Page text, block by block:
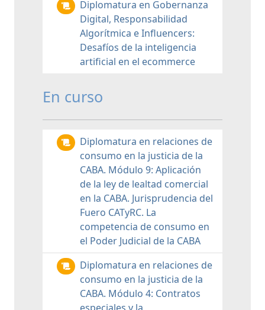
Diplomatura en Gobernanza
Digital, Responsabilidad
Algorítmica e Influencers:
Desafíos de la inteligencia
artificial en el ecommerce
En curso
Diplomatura en relaciones de
consumo en la justicia de la
CABA. Módulo 9: Aplicación
de la ley de lealtad comercial
en la CABA. Jurisprudencia del
Fuero CATyRC. La
competencia de consumo en
el Poder Judicial de la CABA
Diplomatura en relaciones de
consumo en la justicia de la
CABA. Módulo 4: Contratos